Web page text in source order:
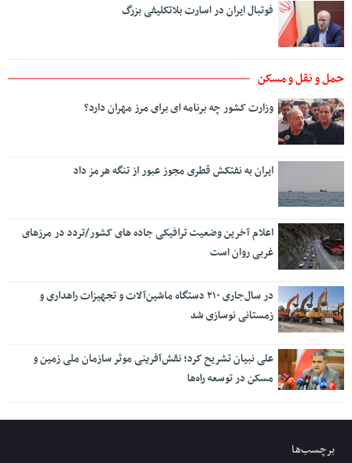
فوتبال ایران در اسارت بلاتکلیفی بزرگ
حمل و نقل و مسکن
وزارت کشور چه برنامه ای برای مرز مهران دارد؟
ایران به نفتکش قطری مجوز عبور از تنگه هرمز داد
اعلام آخرین وضعیت ترافیکی جاده های کشور/تردد در مرزهای
غربی روان است
در سال‌جاری ۲۱۰ دستگاه ماشین‌آلات و تجهیزات راهداری و
زمستانی نوسازی شد
علی نبیان تشریح کرد؛ نقش‌آفرینی موثر سازمان ملی زمین و
مسکن در توسعه راه‌ها
برچسب‌ها